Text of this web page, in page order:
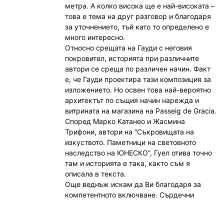
метра. А колко висока ще е най-високата –
това е тема на друг разговор и благодаря
за уточнението, тъй като то определено е
много интересно.
Относно срещата на Гауди с неговия
покровител, историята при различните
автори се среща по различен начин. Факт
е, че Гауди проектира тази композиция за
изложението. Но освен това най-вероятно
архитектът по същия начин нарежда и
витрината на магазина на Passeig de Gracia.
Според Марко Катанео и Жасмина
Трифони, автори на “Съкровищата на
изкуството. Паметници на световното
наследство на ЮНЕСКО”, Гуел отива точно
там и историята е така, както съм я
описала в текста.
Още веднъж искам да Ви благодаря за
компетентното включване. Сърдечни